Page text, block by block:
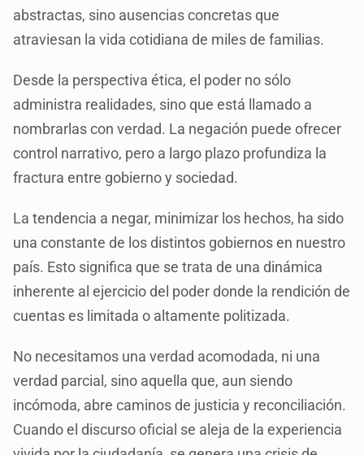
abstractas, sino ausencias concretas que
atraviesan la vida cotidiana de miles de familias.
Desde la perspectiva ética, el poder no sólo
administra realidades, sino que está llamado a
nombrarlas con verdad. La negación puede ofrecer
control narrativo, pero a largo plazo profundiza la
fractura entre gobierno y sociedad.
La tendencia a negar, minimizar los hechos, ha sido
una constante de los distintos gobiernos en nuestro
país. Esto significa que se trata de una dinámica
inherente al ejercicio del poder donde la rendición de
cuentas es limitada o altamente politizada.
No necesitamos una verdad acomodada, ni una
verdad parcial, sino aquella que, aun siendo
incómoda, abre caminos de justicia y reconciliación.
Cuando el discurso oficial se aleja de la experiencia